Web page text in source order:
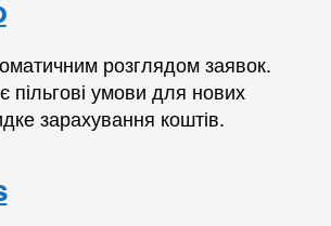
розглядом заявок.
пільгові умови для нових
зарахування коштів.